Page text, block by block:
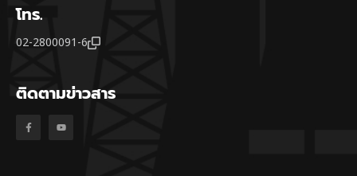
โทร.
02-2800091-6
ติดตามข่าวสาร